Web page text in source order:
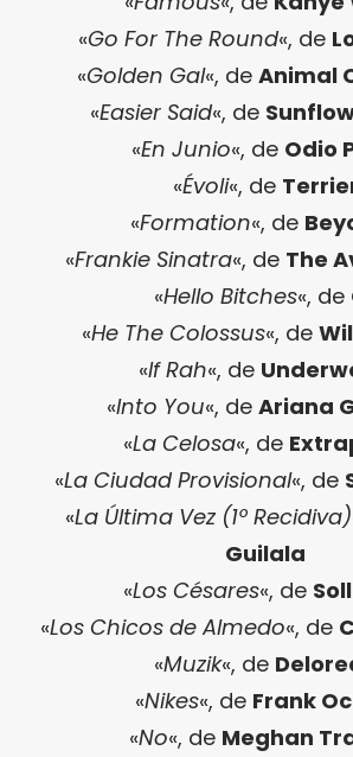
«Go For The Round«, de
«Golden Gal«, de Animal
«Easier Said«, de
«En Junio«, de Odio
«Évoli«, de
«Formation«, de
«Frankie Sinatra«, de The
«Hello Bitches«, de
«He The Colossus«, de
«If Rah«, de
«Into You«, de Ariana
«La Celosa«, de
«La Ciudad Provisional«, de
«La Última Vez (1º Recidiva)
Guilala
«Los Césares«, de
«Los Chicos de Almedo«, de
«Muzik«, de
«Nikes«, de Frank
«No«, de Meghan